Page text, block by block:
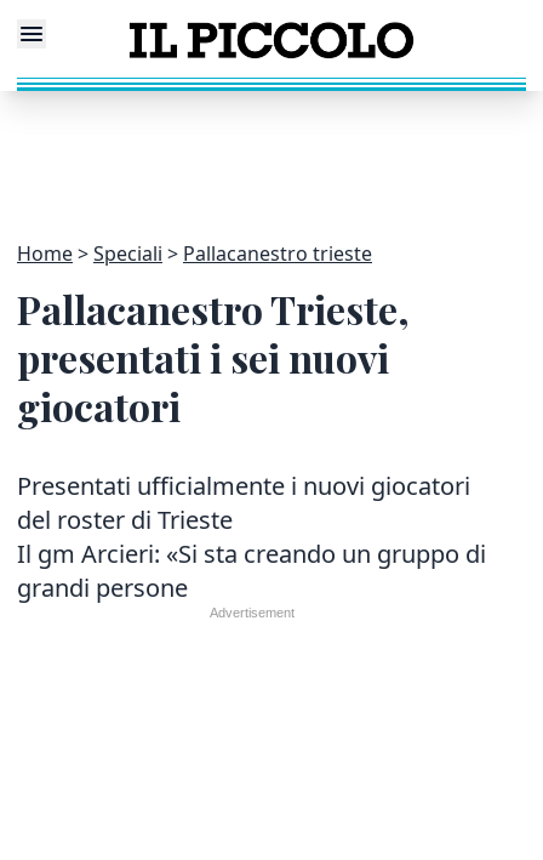
Home Speciali Pallacanestro trieste
Pallacanestro Trieste,
presentati i sei nuovi
giocatori
Presentati ufficialmente i nuovi giocatori
del roster di Trieste
Il gm Arcieri: «Si sta creando un gruppo di
grandi persone